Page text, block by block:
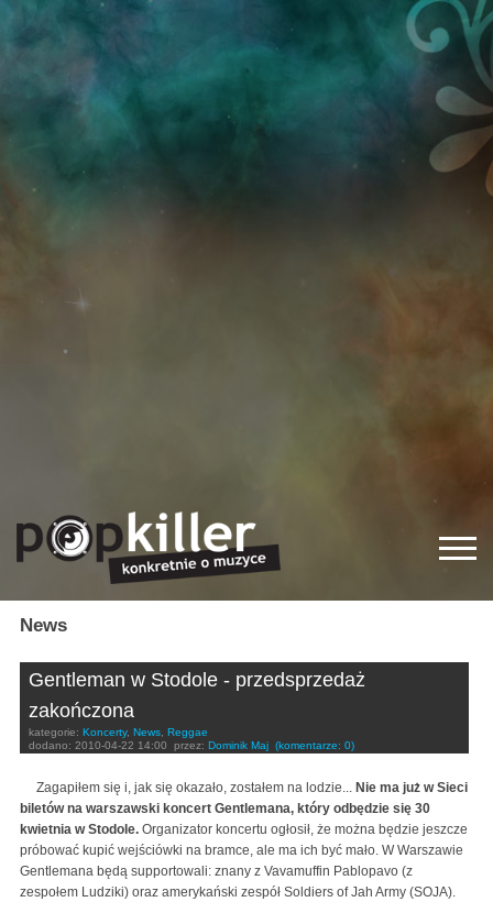
News
Gentleman w Stodole - przedsprzedaż
zakończona
kategorie: Koncerty, News, Reggae
dodano: 2010-04-22 14:00 przez: Dominik Maj (komentarze: 0)
Zagapiłem się i, jak się okazało, zostałem na lodzie... Nie ma już w Sieci
biletów na warszawski koncert Gentlemana, który odbędzie się 30
kwietnia w Stodole. Organizator koncertu ogłosił, że można będzie jeszcze
próbować kupić wejściówki na bramce, ale ma ich być mało. W Warszawie
Gentlemana będą supportowali: znany z Vavamuffin Pablopavo (z
zespołem Ludziki) oraz amerykański zespół Soldiers of Jah Army (SOJA).